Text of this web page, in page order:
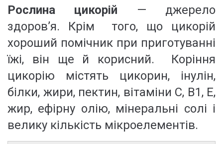
Рослина цикорій — джерело
здоров’я. Крім того, що цикорій
хороший помічник при приготуванні
їжі, він ще й корисний. Коріння
цикорію містять цикорин, інулін,
білки, жири, пектин, вітаміни С, В1, Е,
жир, ефірну олію, мінеральні солі і
велику кількість мікроелементів.